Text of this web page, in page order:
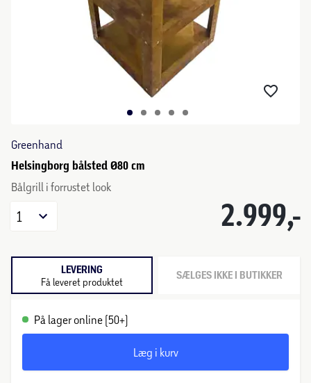
Greenhand
Helsingborg bålsted Ø80 cm
Bålgrill i forrustet look
2.999,-
1
LEVERING
Få leveret produktet SÆLGES IKKE I BUTIKKER
På lager online (50+)
Læg i kurv